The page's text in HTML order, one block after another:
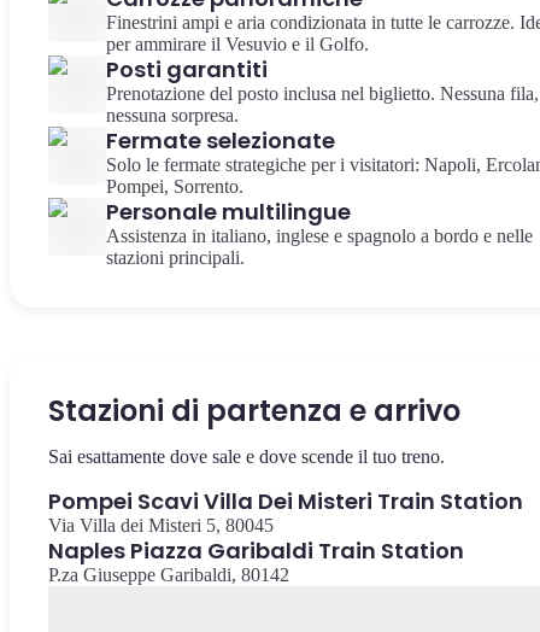
Finestrini ampi e aria condizionata in tutte le carrozze.
per ammirare il Vesuvio e il Golfo.
Posti garantiti
Prenotazione del posto inclusa nel biglietto. Nessuna fila,
nessuna sorpresa.
Fermate selezionate
Solo le fermate strategiche per i visitatori: Napoli,
Pompei, Sorrento.
Personale multilingue
Assistenza in italiano, inglese e spagnolo a bordo e nelle
stazioni principali.
Stazioni di partenza e arrivo
Sai esattamente dove sale e dove scende il tuo treno.
Pompei Scavi Villa Dei Misteri Train Station
Via Villa dei Misteri 5, 80045
Naples Piazza Garibaldi Train Station
P.za Giuseppe Garibaldi, 80142